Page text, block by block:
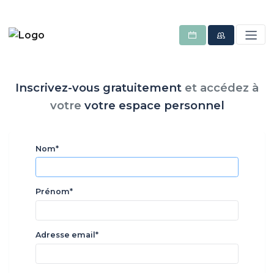
Inscrivez-vous gratuitement et accédez à
votre votre espace personnel
Nom*
Prénom*
Adresse email*